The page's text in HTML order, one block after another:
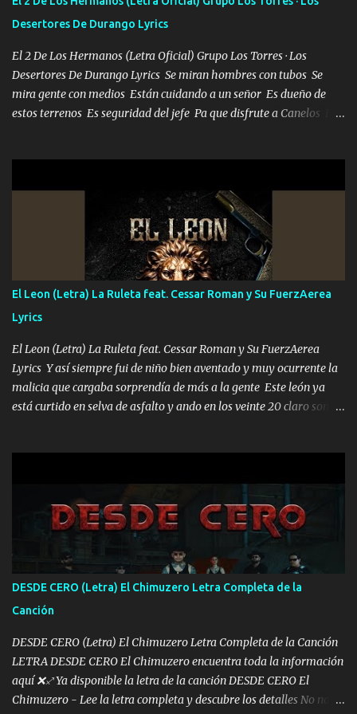
Desertores De Durango Lyrics
El 2 De Los Hermanos (Letra Oficial) Grupo Los Torres · Los
Desertores De Durango Lyrics Se miran hombres con tubos Se
mira gente con medios Están cuidando a un señor Es dueño de
estos terrenos Es seguridad del jefe Pa que disfrute a Canelos Es
ni tampoco las mujeres porque es platica de grandes por eso hay
que estar alegres doy las instrucciones para atender los deberes
Música Si es que salta algún problema de confianza tengo gente
ahí está el Hombre Cuarenta y también Pariente 7 arreglan
cualquier problema no más es cuestión que ordené NOS HACE
FALTA UN HERMANO DE CLAVE ERA EL 24 SIEMPRE FUE UN
HOMBRE VALIENTE POR ALGO M'URIÓ PELEAND0 SIEMPRE
VIO POR LA FAMILIA PARA QUE SIGA EL LEGADO Es el DOS de
los HERMANOS un cerebro inteligente y com...
El Leon (Letra) La Ruleta feat. Cessar Roman y Su FuerzAerea
Lyrics
El Leon (Letra) La Ruleta feat. Cessar Roman y Su FuerzAerea
Lyrics Y así siempre fui de niño bien aventado y muy ocurrente la
malicia que cargaba sorprendía de más a la gente Este león ya
está curtido en selva de asfalto y ando en los veinte 20 claro son
pa más pues hay charola les voy a dar hasta topar pues no hay de
otra Música Surcando bien mi camino voy por mi línea no veo a
los lados aquel que no corre vuela no se me duerm voy chicoteado
Ya pasé varias hazañas ya tienen rato que me agarran el colmillo
de este León los estatales no sé esperaron Al tiro esta la PrimiZa
también la nueve que cargo al lado doy la mano al que su amigo y
al traicionero damos pa abajo Y No me paran aquí hay pa más
pues hay charola les voy a dar hasta topar pues no hay de otra...
DESDE CERO (Letra) El Chimuzero Letra Completa de la
Canción
DESDE CERO (Letra) El Chimuzero Letra Completa de la Canción
LETRA DESDE CERO El Chimuzero encuentra toda la información
aquí ❌♐ Ya disponible la letra de la canción DESDE CERO El
Chimuzero - Lee la letra completa y descubre los detalles No nací